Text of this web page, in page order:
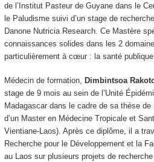
de l’Institut Pasteur de Guyane dans le
le Paludisme suivi d’un stage de
Danone Nutricia Research. Ce Mastère
connaissances solides dans les 2
particulièrement à cœur : la santé
Médecin de formation, Dimbintsoa
stage de 9 mois au sein de l’Unité
Madagascar dans le cadre de sa thèse
d’un Master en Médecine Tropicale et
Vientiane-Laos). Après ce diplôme, il a
Recherche pour le Développement et la
au Laos sur plusieurs projets de